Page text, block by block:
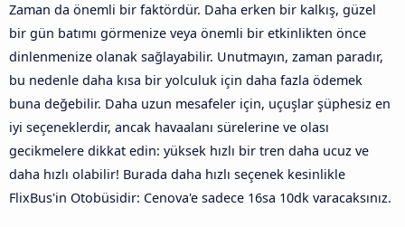
Zaman da önemli bir faktördür. Daha erken bir kalkış, güzel
bir gün batımı görmenize veya önemli bir etkinlikten önce
dinlenmenize olanak sağlayabilir. Unutmayın, zaman paradır,
bu nedenle daha kısa bir yolculuk için daha fazla ödemek
buna değebilir. Daha uzun mesafeler için, uçuşlar şüphesiz en
iyi seçeneklerdir, ancak havaalanı sürelerine ve olası
gecikmelere dikkat edin: yüksek hızlı bir tren daha ucuz ve
daha hızlı olabilir! Burada daha hızlı seçenek kesinlikle
FlixBus'in Otobüsidir: Cenova'e sadece 16sa 10dk varacaksınız.